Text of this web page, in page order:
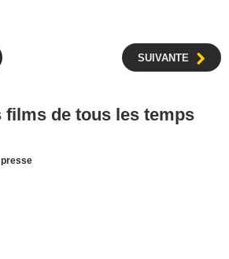
SUIVANTE
films de tous les temps